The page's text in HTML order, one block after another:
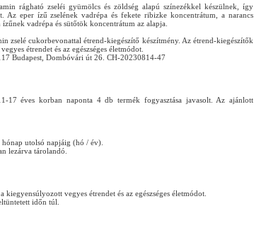
rágható zseléi gyümölcs és zöldség alapú színezékkel készülnek, így
Az eper ízű zselének vadrépa és fekete ribizke koncentrátum, a narancs
vadrépa és sütőtök koncentrátum az alapja.
zselé cukorbevonattal étrend-kiegészítő készítmény. Az étrend-kiegészítők
étrendet és az egészséges életmódot.
Budapest, Dombóvári út 26. CH-20230814-47
17 éves korban naponta 4 db termék fogyasztása javasolt. Az ajánlott
utolsó napjáig (hó / év).
lezárva tárolandó.
vegyes étrendet és az egészséges életmódot.
időn túl.